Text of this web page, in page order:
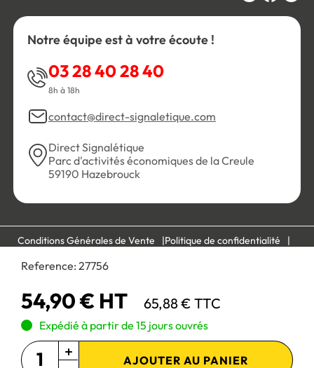
Reference: 27756
54,90 € HT 65,88 € TTC
Expédié à partir de 15 jours ouvrés
AJOUTER AU PANIER
Notre équipe est à votre écoute !
03 28 40 28 40
8h à 18h
contact@direct-signaletique.com
Direct Signalétique
Parc d'activités économiques de la Creule
59190 Hazebrouck
Conditions Générales de Vente
Politique de confidentialité
Mentions légales
Paiement 100% sécurisé :